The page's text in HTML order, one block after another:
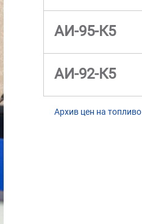
АИ-95-К5
АИ-92-К5
Архив цен на топливо